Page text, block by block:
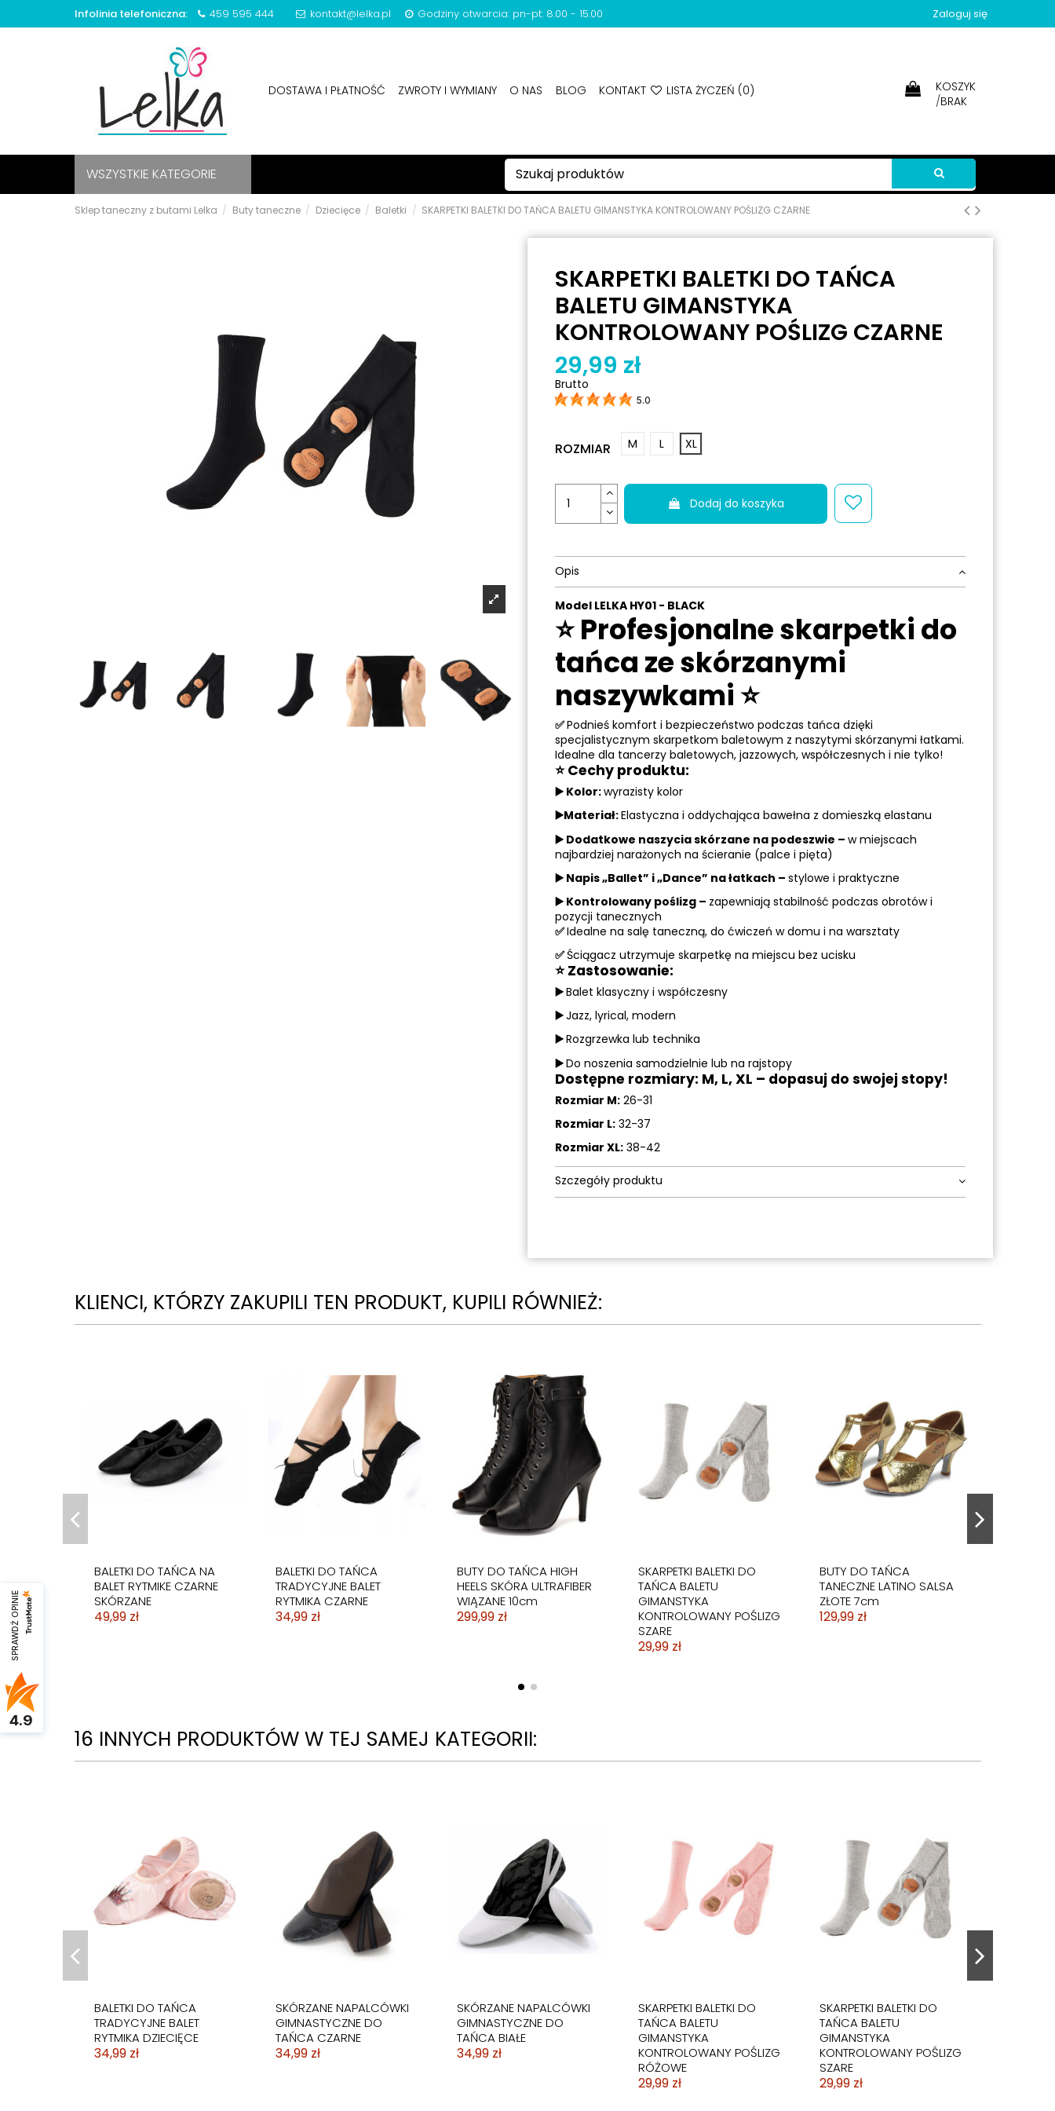
Infolinia telefoniczna: 459 595 444 kontakt@lelka.pl Godziny otwarcia: pn-pt: 8.00 - 15.00 Zaloguj się
DOSTAWA I PŁATNOŚĆ ZWROTY I WYMIANY O NAS BLOG KONTAKT LISTA ŻYCZEŃ (0)
KOSZYK
/BRAK
WSZYSTKIE KATEGORIE
Sklep taneczny z butami Lelka Buty taneczne Dziecięce Baletki SKARPETKI BALETKI DO TAŃCA BALETU GIMANSTYKA KONTROLOWANY POŚLIZG CZARNE
SKARPETKI BALETKI DO TAŃCA
BALETU GIMANSTYKA
KONTROLOWANY POŚLIZG CZARNE
29,99 zł
Brutto
5.0
ROZMIAR M L XL
Dodaj do koszyka
Opis
Model LELKA HY01 - BLACK
⭐ Profesjonalne skarpetki do
tańca ze skórzanymi
naszywkami ⭐
✅Podnieś komfort i bezpieczeństwo podczas tańca dzięki
specjalistycznym skarpetkom baletowym z naszytymi skórzanymi łatkami.
Idealne dla tancerzy baletowych, jazzowych, współczesnych i nie tylko!
⭐ Cechy produktu:
▶️ Kolor:wyrazisty kolor
▶️Materiał:Elastyczna i oddychająca bawełna z domieszką elastanu
▶️ Dodatkowe naszycia skórzane na podeszwie – w miejscach
najbardziej narażonych na ścieranie (palce i pięta)
▶️ Napis „Ballet” i „Dance” na łatkach – stylowe i praktyczne
▶️ Kontrolowany poślizg – zapewniają stabilność podczas obrotów i
pozycji tanecznych
✅Idealne na salę taneczną, do ćwiczeń w domu i na warsztaty
✅Ściągacz utrzymuje skarpetkę na miejscu bez ucisku
⭐ Zastosowanie:
▶️Balet klasyczny i współczesny
▶️Jazz, lyrical, modern
▶️Rozgrzewka lub technika
▶️Do noszenia samodzielnie lub na rajstopy
Dostępne rozmiary: M, L, XL – dopasuj do swojej stopy!
Rozmiar M: 26-31
Rozmiar L: 32-37
Rozmiar XL: 38-42
Szczegóły produktu
KLIENCI, KTÓRZY ZAKUPILI TEN PRODUKT, KUPILI RÓWNIEŻ:
BALETKI DO TAŃCA NA
BALET RYTMIKE CZARNE
SKÓRZANE
49,99 zł
BALETKI DO TAŃCA
TRADYCYJNE BALET
RYTMIKA CZARNE
34,99 zł
BUTY DO TAŃCA HIGH
HEELS SKÓRA ULTRAFIBER
WIĄZANE 10cm
299,99 zł
SKARPETKI BALETKI DO
TAŃCA BALETU
GIMANSTYKA
KONTROLOWANY POŚLIZG
SZARE
29,99 zł
BUTY DO TAŃCA
TANECZNE LATINO SALSA
ZŁOTE 7cm
129,99 zł
BUTY DO TAŃCA
NOWOCZESNEGO
BUTOROLKI BUTY Z
ROLKAMI 2 ROLKI NA
RZEPY PŁOMIEŃ
BALETKI DO TAŃCA
TRADYCYJNE BALET
RYTMIKA RÓŻOWE
34,99 zł
16 INNYCH PRODUKTÓW W TEJ SAMEJ KATEGORII:
BALETKI DO TAŃCA
TRADYCYJNE BALET
RYTMIKA DZIECIĘCE
34,99 zł
SKÓRZANE NAPALCÓWKI
GIMNASTYCZNE DO
TAŃCA CZARNE
34,99 zł
SKÓRZANE NAPALCÓWKI
GIMNASTYCZNE DO
TAŃCA BIAŁE
34,99 zł
SKARPETKI BALETKI DO
TAŃCA BALETU
GIMANSTYKA
KONTROLOWANY POŚLIZG
RÓŻOWE
29,99 zł
SKARPETKI BALETKI DO
TAŃCA BALETU
GIMANSTYKA
KONTROLOWANY POŚLIZG
SZARE
29,99 zł
SPRAWDŹ OPINIE
4.9